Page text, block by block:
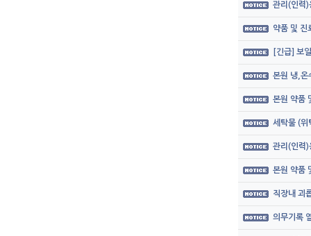
관리(인력)
약품 및 진
[긴급] 보
본원 냉,온
본원 약품
세탁물 (위
관리(인력)
본원 약품
직장내 괴
의무기록